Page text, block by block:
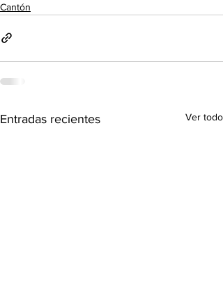
Cantón
Entradas recientes Ver todo